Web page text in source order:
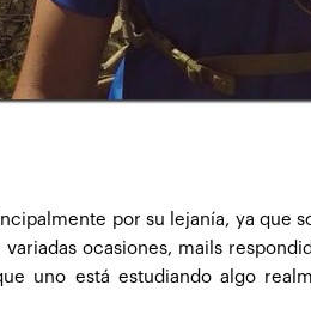
por su lejanía, ya que
ocasiones, mails
uno está estudiando algo